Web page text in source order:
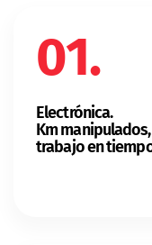
01.
Electrónica.
Km
trabajo en